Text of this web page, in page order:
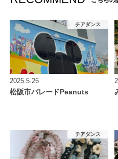
チアダンス
2025.5.26
松阪市パレードPeanuts
チアダンス